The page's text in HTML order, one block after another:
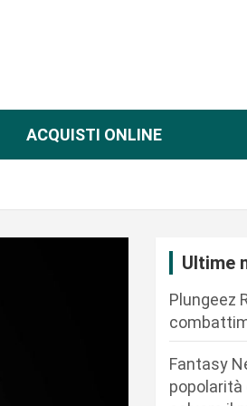
ACQUISTI ONLINE
Ultime
Plungeez
Fantasy
popolarità